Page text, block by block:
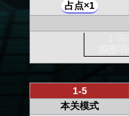
占点×1
1-5
本关模式